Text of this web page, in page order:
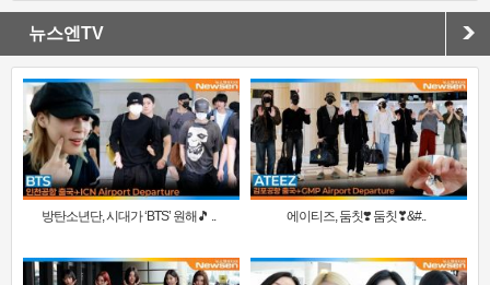
뉴스엔TV
방탄소년단, 시대가 ‘BTS’ 원해🎵 .. 에이티즈, 둠칫❣️ 둠칫❣&#..